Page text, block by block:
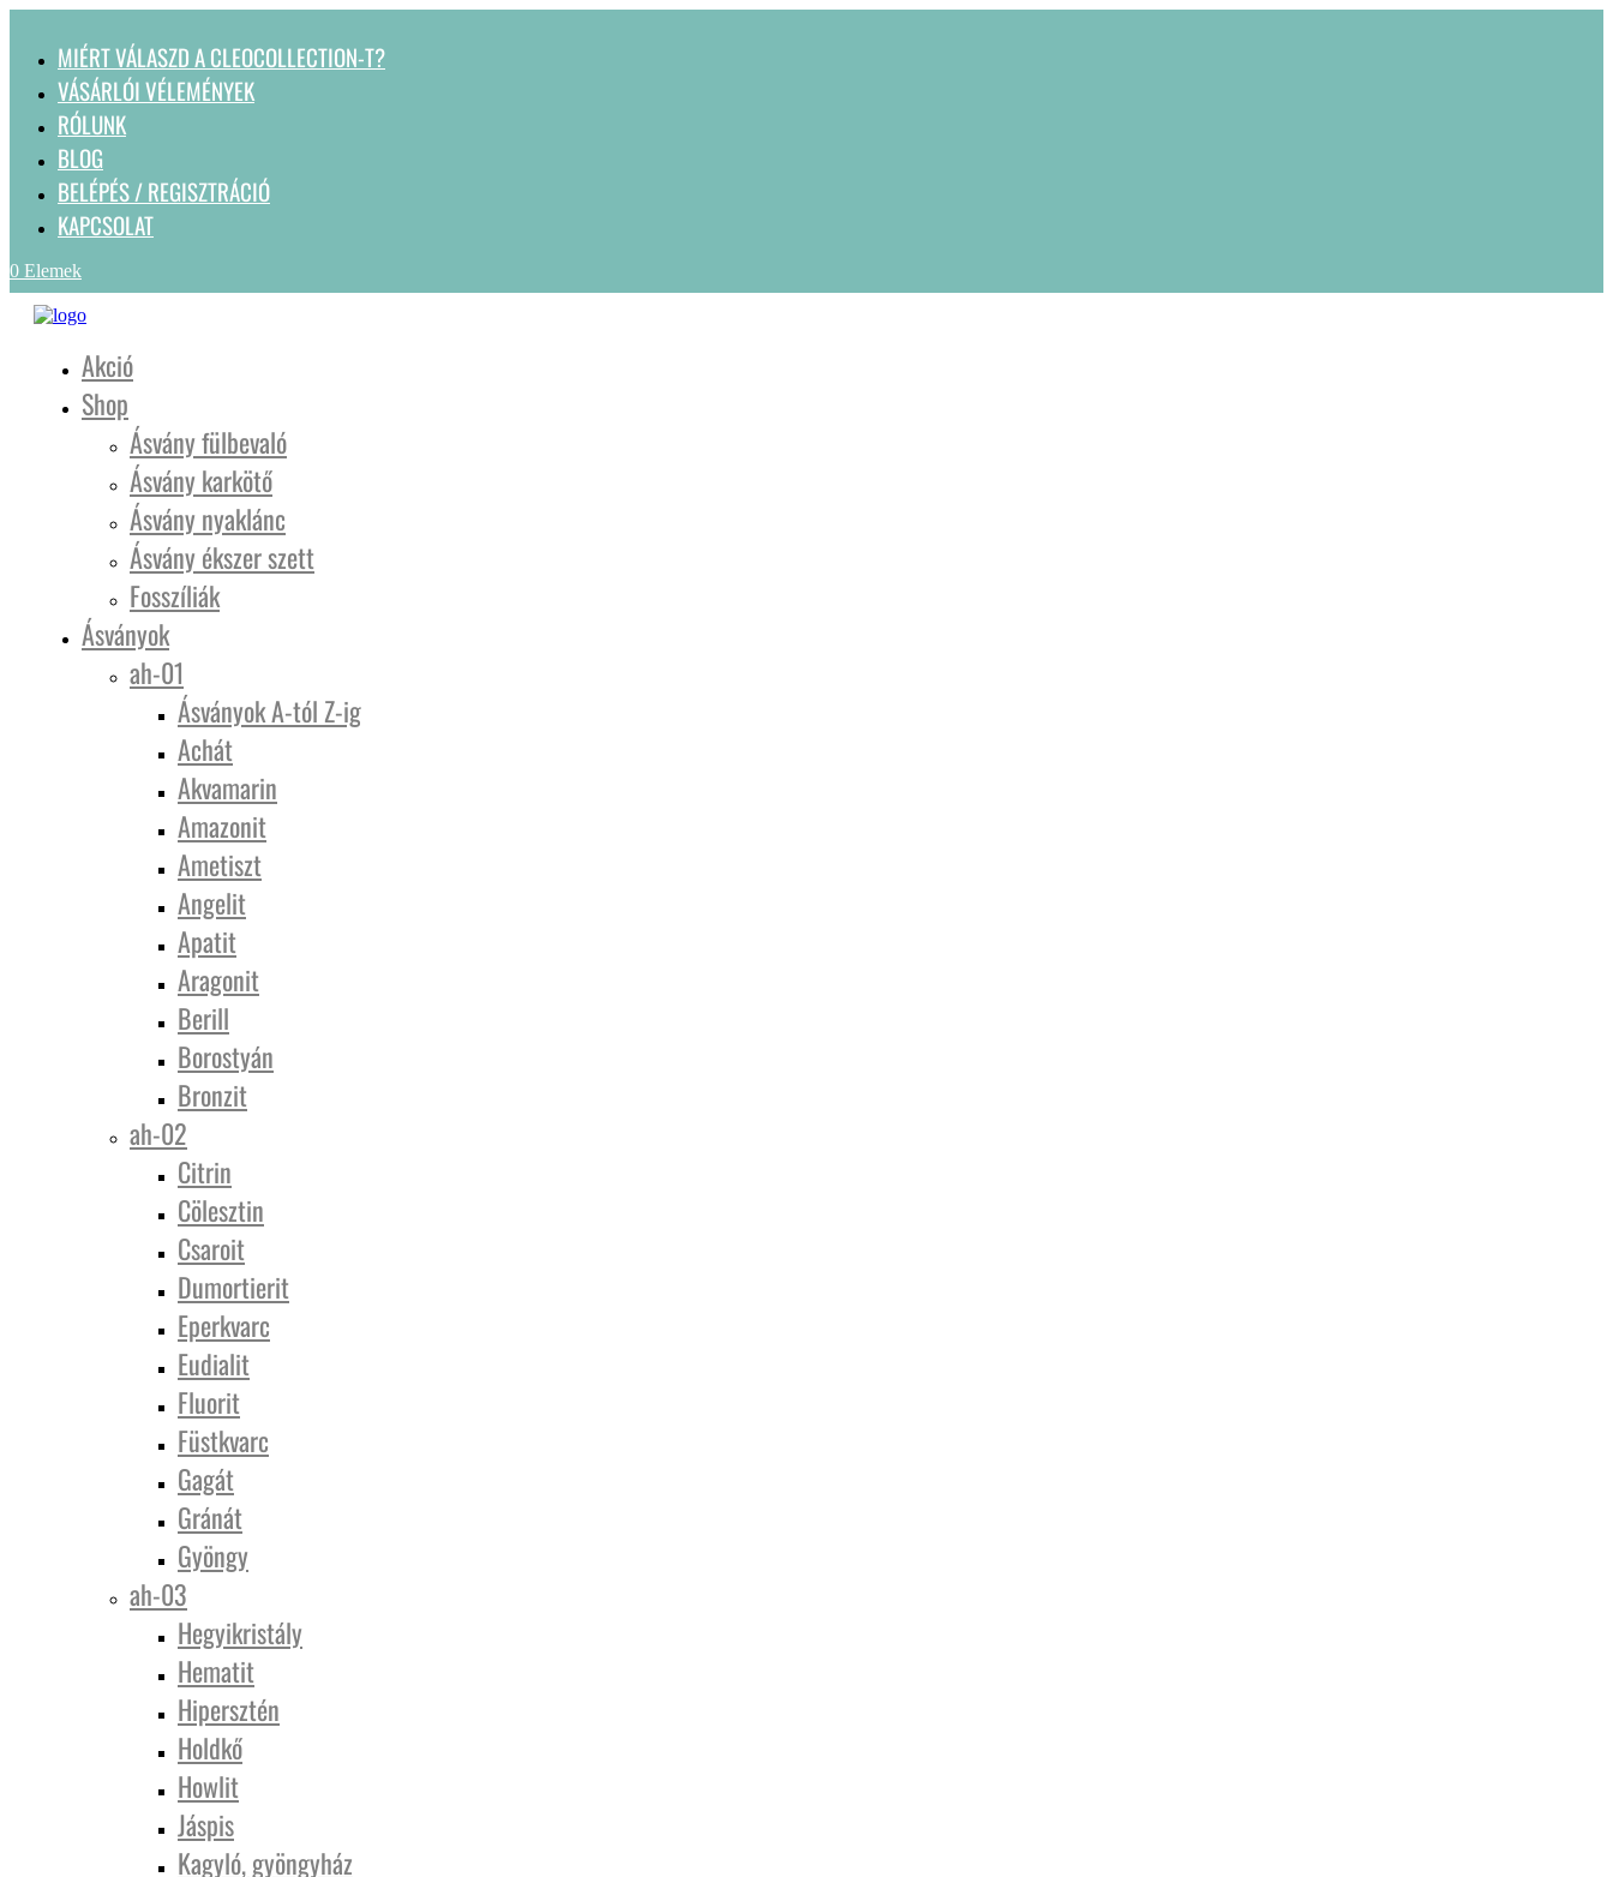
MIÉRT VÁLASZD A CLEOCOLLECTION-T?
VÁSÁRLÓI VÉLEMÉNYEK
RÓLUNK
BLOG
BELÉPÉS / REGISZTRÁCIÓ
KAPCSOLAT
0 Elemek
Akció
Shop
Ásvány fülbevaló
Ásvány karkötő
Ásvány nyaklánc
Ásvány ékszer szett
Fosszíliák
Ásványok
ah-01
Ásványok A-tól Z-ig
Achát
Akvamarin
Amazonit
Ametiszt
Angelit
Apatit
Aragonit
Berill
Borostyán
Bronzit
ah-02
Citrin
Cölesztin
Csaroit
Dumortierit
Eperkvarc
Eudialit
Fluorit
Füstkvarc
Gagát
Gránát
Gyöngy
ah-03
Hegyikristály
Hematit
Hipersztén
Holdkő
Howlit
Jáspis
Kagyló, gyöngyház